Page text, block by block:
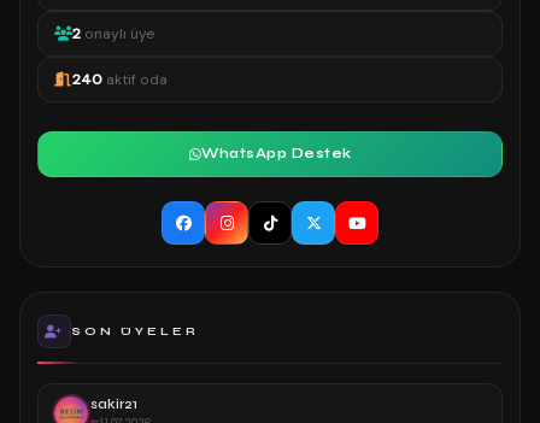
2 onaylı üye
240 aktif oda
WhatsApp Destek
SON ÜYELER
sakir21